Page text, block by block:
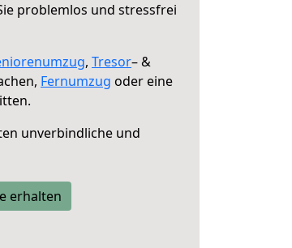
problemlos und stressfrei
, Tresor– &
Fernumzug oder eine
unverbindliche und
erhalten